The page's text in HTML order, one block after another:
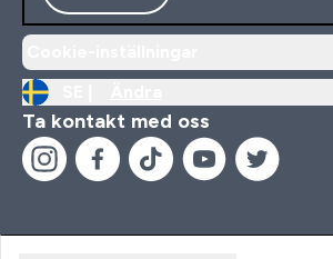
Ta kontakt med oss